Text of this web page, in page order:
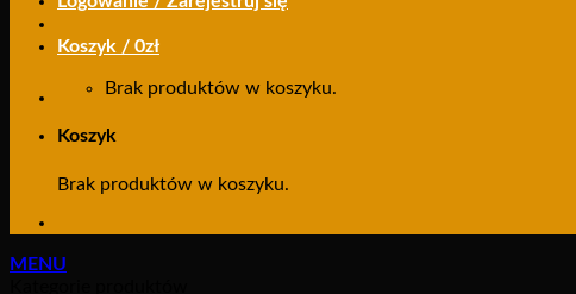
Koszyk / 0zł
Brak produktów w koszyku.
Koszyk
Brak produktów w koszyku.
MENU